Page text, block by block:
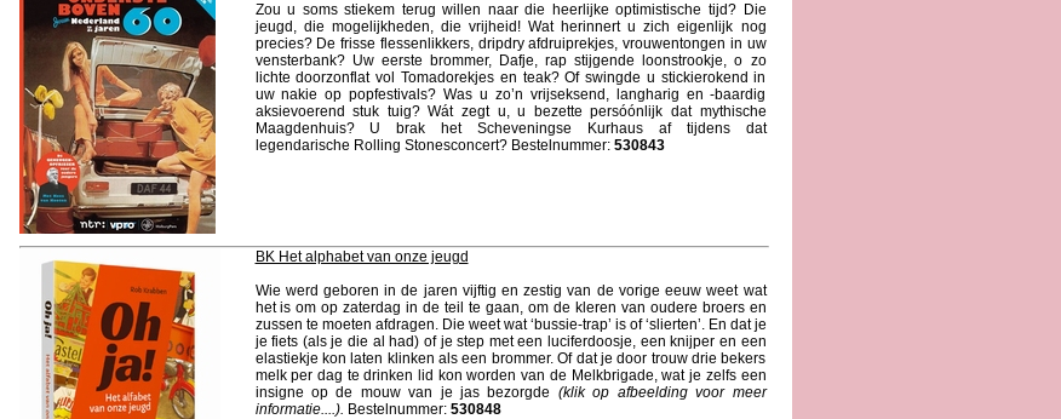
Zou u soms stiekem terug willen naar die heerlijke optimistische tijd? Die
jeugd, die mogelijkheden, die vrijheid! Wat herinnert u zich eigenlijk nog
precies? De frisse flessenlikkers, dripdry afdruiprekjes, vrouwentongen in uw
vensterbank? Uw eerste brommer, Dafje, rap stijgende loonstrookje, o zo
lichte doorzonflat vol Tomadorekjes en teak? Of swingde u stickierokend in
uw nakie op popfestivals? Was u zo’n vrijseksend, langharig en -baardig
aksievoerend stuk tuig? Wát zegt u, u bezette persóónlijk dat mythische
Maagdenhuis? U brak het Scheveningse Kurhaus af tijdens dat
legendarische Rolling Stonesconcert? Bestelnummer: 530843
BK Het alphabet van onze jeugd
Wie werd geboren in de jaren vijftig en zestig van de vorige eeuw weet wat
het is om op zaterdag in de teil te gaan, om de kleren van oudere broers en
zussen te moeten afdragen. Die weet wat ‘bussie-trap’ is of ‘slierten’. En dat je
je fiets (als je die al had) of je step met een luciferdoosje, een knijper en een
elastiekje kon laten klinken als een brommer. Of dat je door trouw drie bekers
melk per dag te drinken lid kon worden van de Melkbrigade, wat je zelfs een
insigne op de mouw van je jas bezorgde (klik op afbeelding voor meer
informatie....). Bestelnummer: 530848